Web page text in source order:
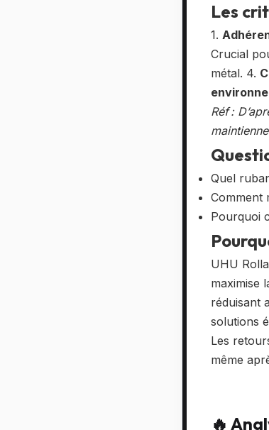
Les
1.
Crucial
métal. 4.
Réf :
Quel
Comment
Pourquoi
UHU
maximise
réduisant
solutions
Les
même
🔥